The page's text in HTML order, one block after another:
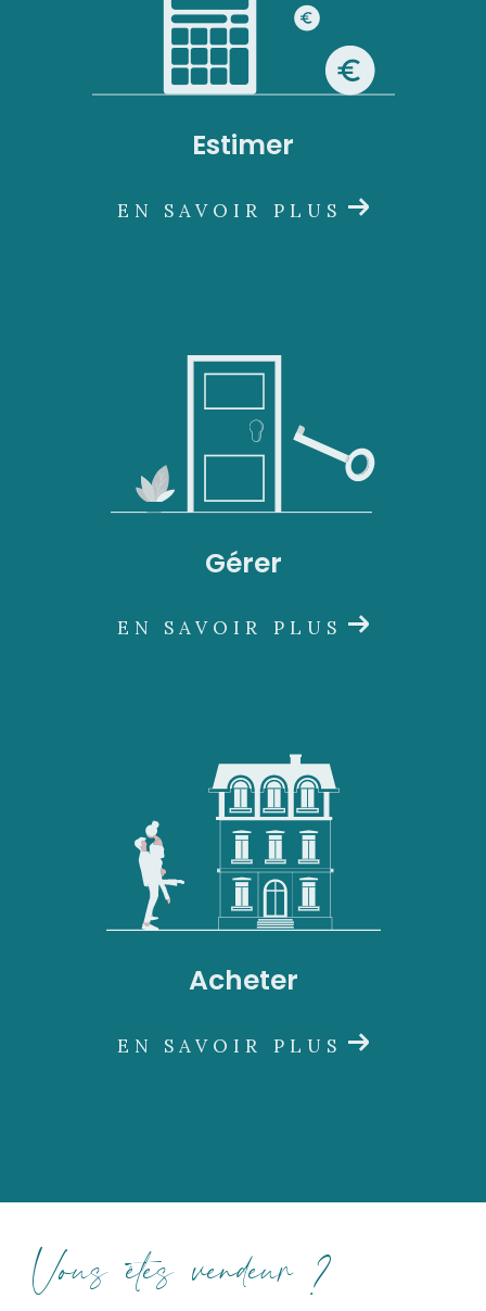
contact.nord@acs-immobiliers.com
Estimer
EN SAVOIR PLUS
Gérer
EN SAVOIR PLUS
Acheter
EN SAVOIR PLUS
Vous êtes vendeur ?